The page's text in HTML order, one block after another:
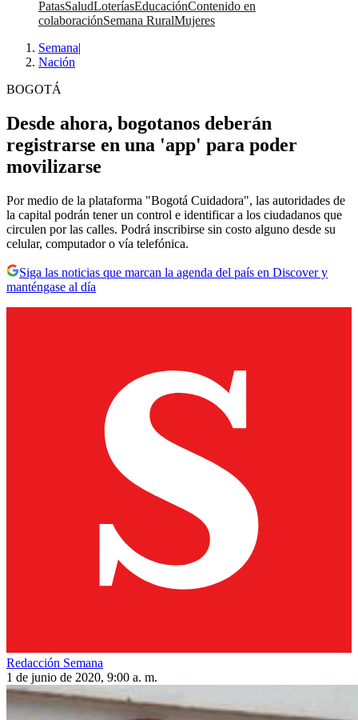
PatasSaludLoteríasEducaciónContenido en
colaboraciónSemana RuralMujeres
Semana|
Nación
BOGOTÁ
Desde ahora, bogotanos deberán
registrarse en una 'app' para poder
movilizarse
Por medio de la plataforma "Bogotá Cuidadora", las autoridades de
la capital podrán tener un control e identificar a los ciudadanos que
circulen por las calles. Podrá inscribirse sin costo alguno desde su
celular, computador o vía telefónica.
Siga las noticias que marcan la agenda del país en Discover y
manténgase al día
Redacción Semana
1 de junio de 2020, 9:00 a. m.